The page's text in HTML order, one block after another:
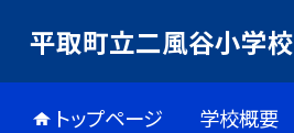
平取町立二風谷小学校
トップページ 学校概要